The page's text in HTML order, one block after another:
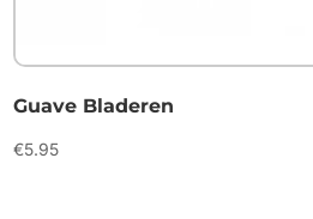
Guave Bladeren
€5.95